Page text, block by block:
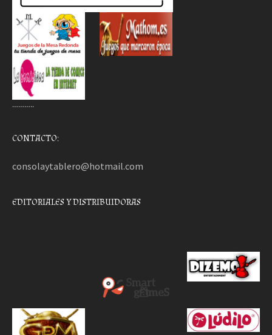
………..
CONTACTO:
consolaytablero@hotmail.com
EDITORIALES Y DISTRIBUIDORAS